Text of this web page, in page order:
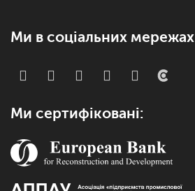
Ми в соціальних мережах
Ми сертифіковані: